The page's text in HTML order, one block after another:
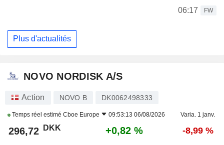
06:17
FW
Plus d'actualités
NOVO NORDISK A/S
Action NOVO B DK0062498333
Temps réel estimé Cboe Europe 09:53:13 06/08/2026 Varia. 1 janv.
296,72 DKK +0,82 % -8,99 %